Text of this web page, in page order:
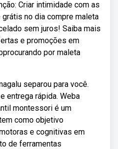
Criar intimidade com as
no dia compre maleta
sem juros! Saiba mais
e promoções em
por maleta
separou para você.
entrega rápida. Weba
montessori é um
como objetivo
e cognitivas em
de ferramentas